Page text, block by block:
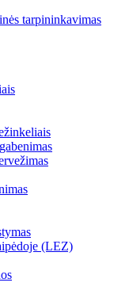
(LEZ)